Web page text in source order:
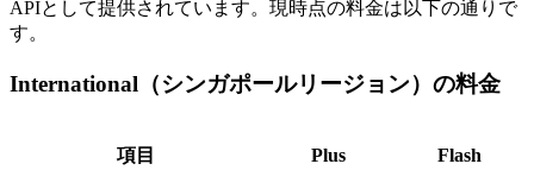
APIとして提供されています。現時点の料金は以下の通りで
す。
International（シンガポールリージョン）の料金
項目 Plus Flash